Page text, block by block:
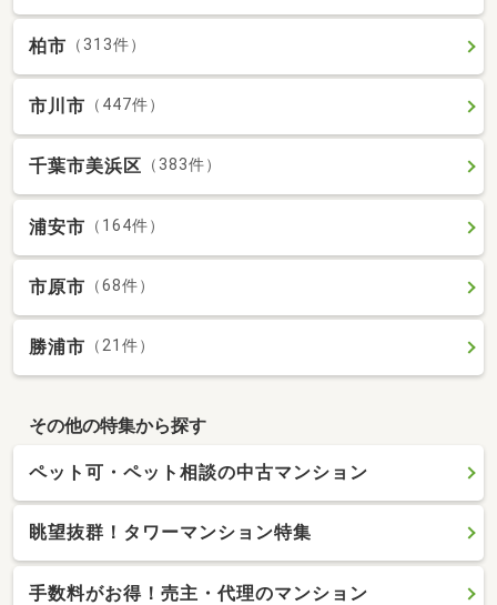
柏市 （313件）
市川市 （447件）
千葉市美浜区 （383件）
浦安市 （164件）
市原市 （68件）
勝浦市 （21件）
その他の特集から探す
ペット可・ペット相談の中古マンション
眺望抜群！タワーマンション特集
手数料がお得！売主・代理のマンション